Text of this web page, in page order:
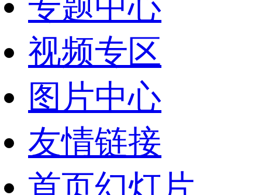
视频专区
图片中心
友情链接
首页幻灯片